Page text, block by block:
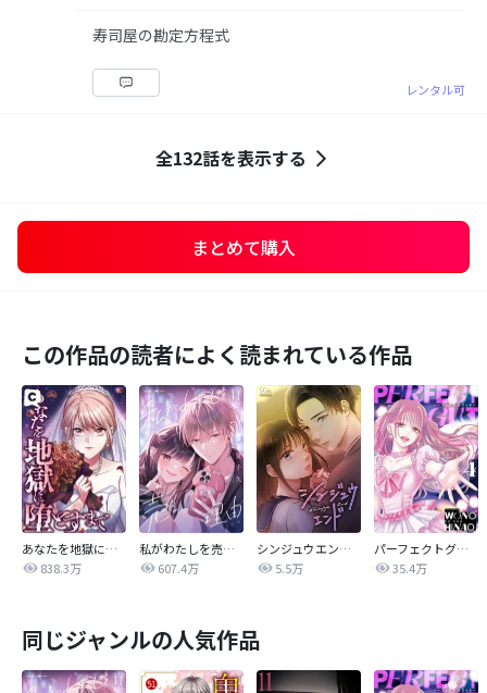
寿司屋の勘定方程式
レンタル可
全132話を表示する
まとめて購入
この作品の読者によく読まれている作品
あなたを地獄に堕とすまで
838.3万
私がわたしを売る理由
607.4万
シンジュウエンド【タテヨミ】
5.5万
パーフェクトグリッター
35.4万
同じジャンルの人気作品